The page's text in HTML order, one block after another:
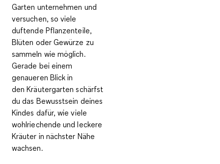
Garten unternehmen und
versuchen, so viele
duftende Pflanzenteile,
Blüten oder Gewürze zu
sammeln wie möglich.
Gerade bei einem
genaueren Blick in
denKräutergarten schärfst
du das Bewusstsein deines
Kindes dafür, wie viele
wohlriechende und leckere
Kräuter in nächster Nähe
wachsen.